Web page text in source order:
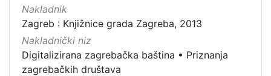
Nakladnik
Zagreb : Knjižnice grada Zagreba, 2013
Nakladnički niz
Digitalizirana zagrebačka baština • Priznanja
zagrebačkih društava